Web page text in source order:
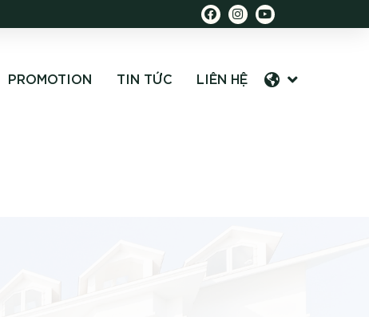
PROMOTION TIN TỨC LIÊN HỆ